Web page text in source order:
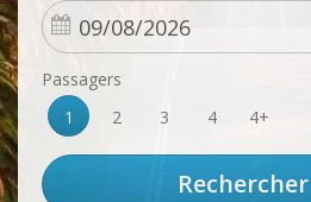
Passagers
1
2 3 4 4+